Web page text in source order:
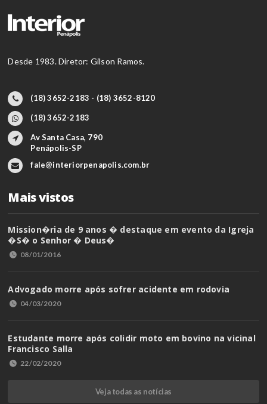
Desde 1983. Diretor: Gilson Ramos.
(18) 3652-2183 - (18) 3652-8120
(18) 3652-2183
Av Santa Casa, 790
Penápolis-SP
fale@interiorpenapolis.com.br
Mais vistos
Mission�ria de 9 anos � destaque em evento da Igreja
�S� o Senhor � Deus�
08/01/2016
Advogado morre após sofrer acidente em rodovia
04/03/2020
Estudante morre após colidir moto em bovino na vicinal
Francisco Salla
22/02/2020
Veja todas as notícias